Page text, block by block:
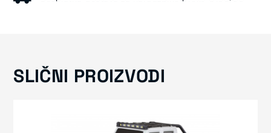
SLIČNI PROIZVODI